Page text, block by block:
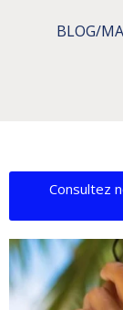
BLOG/
Consultez